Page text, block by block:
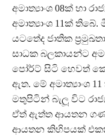
අමාත්‍යාංශ 08ක් හා
අමාත්‍යාංශ 11ක්
යටතේද ජාතික
සාධක බලකායන්ට
පෝර්ට් සිටි හෙවත්
ඇත. මේ අමාත්‍යාංශ
මතුපිටින් බැලූ විට
ඒත් ඇත්ත ආයතන
ආයතන කිහිපයක් එකක්